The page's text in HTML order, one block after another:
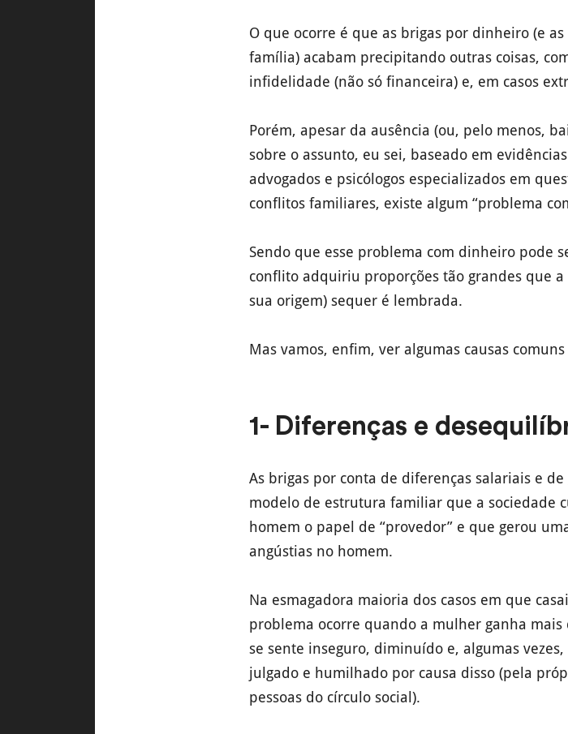
O que ocorre é que as brigas por dinheiro (e
família) acabam precipitando outras coisas,
infidelidade (não só financeira) e, em casos
Porém, apesar da ausência (ou, pelo menos,
sobre o assunto, eu sei, baseado em
advogados e psicólogos especializados em
conflitos familiares, existe algum “problema
Sendo que esse problema com dinheiro pode
conflito adquiriu proporções tão grandes que
sua origem) sequer é lembrada.
Mas vamos, enfim, ver algumas causas
1- Diferenças e
As brigas por conta de diferenças salariais e
modelo de estrutura familiar que a sociedade
homem o papel de “provedor” e que gerou
angústias no homem.
Na esmagadora maioria dos casos em que
problema ocorre quando a mulher ganha
se sente inseguro, diminuído e, algumas
julgado e humilhado por causa disso (pela
pessoas do círculo social).